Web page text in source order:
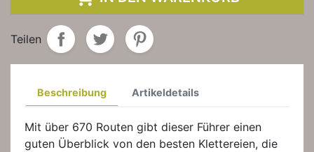
Teilen
Beschreibung Artikeldetails
Mit über 670 Routen gibt dieser Führer einen
guten Überblick von den besten Klettereien, die